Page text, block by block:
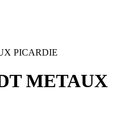
PICARDIE
METAUX